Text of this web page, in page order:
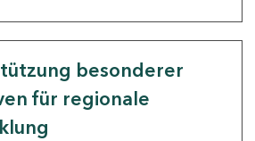
besonderer
für regionale